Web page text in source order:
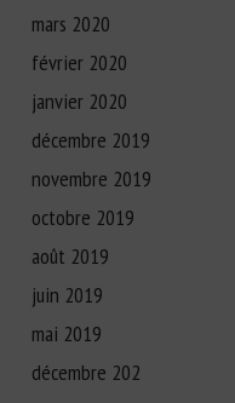
mars 2020
février 2020
janvier 2020
décembre 2019
novembre 2019
octobre 2019
août 2019
juin 2019
mai 2019
décembre 202